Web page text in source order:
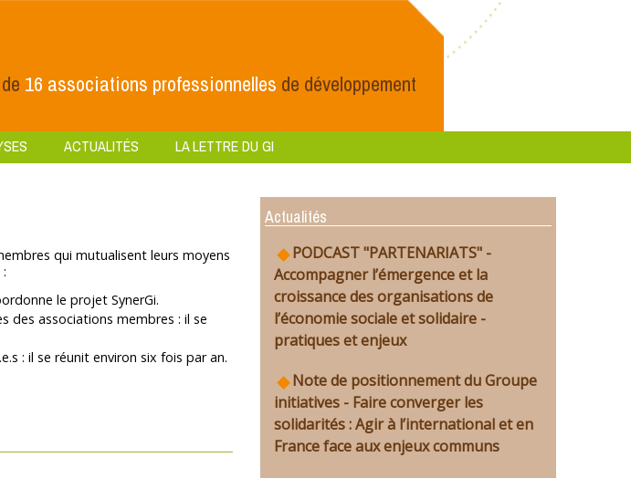
16 associations professionnelles de développement
ACTUALITÉS LA LETTRE DU GI
qui mutualisent leurs moyens
le projet SynerGi.
des associations membres : il se
: il se réunit environ six fois par an.
Actualités
PODCAST "PARTENARIATS" -
Accompagner l’émergence et la
croissance des organisations de
l’économie sociale et solidaire -
pratiques et enjeux
Note de positionnement du Groupe
initiatives - Faire converger les
solidarités : Agir à l’international et en
France face aux enjeux communs